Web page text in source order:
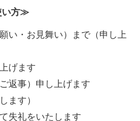
い方≫
い・お見舞い）まで（申し上
げます
返事）申し上げます
ます）
失礼をいたします